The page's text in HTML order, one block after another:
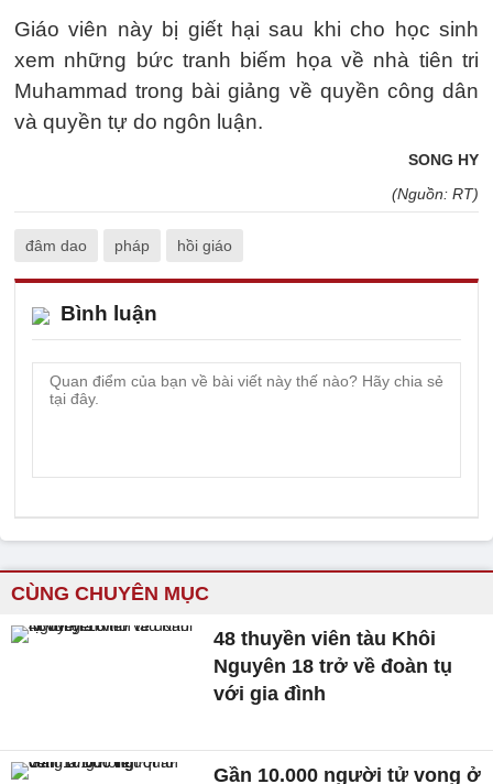
Giáo viên này bị giết hại sau khi cho học sinh
xem những bức tranh biếm họa về nhà tiên tri
Muhammad trong bài giảng về quyền công dân
và quyền tự do ngôn luận.
SONG HY
(Nguồn: RT)
đâm dao pháp hồi giáo
Bình luận
CÙNG CHUYÊN MỤC
48 thuyền viên tàu Khôi
Nguyên 18 trở về đoàn tụ
với gia đình
Gần 10.000 người tử vong ở